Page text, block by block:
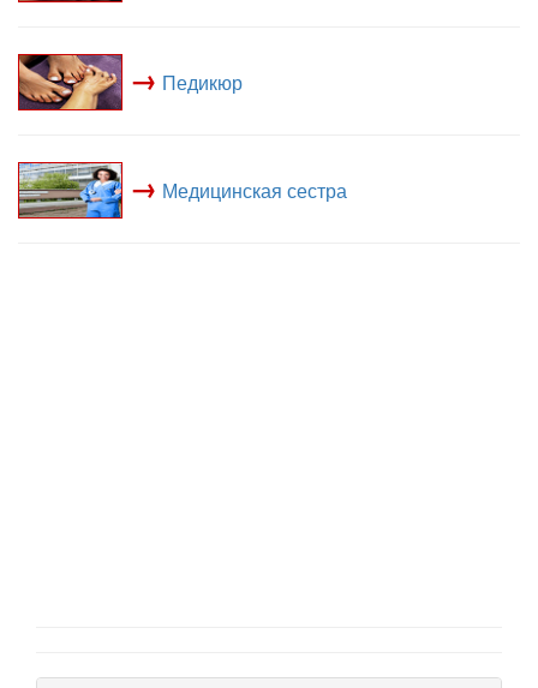
→ Педикюр
→ Медицинская сестра